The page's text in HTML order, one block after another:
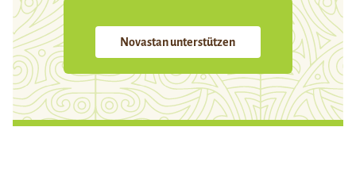
Novastan unterstützen